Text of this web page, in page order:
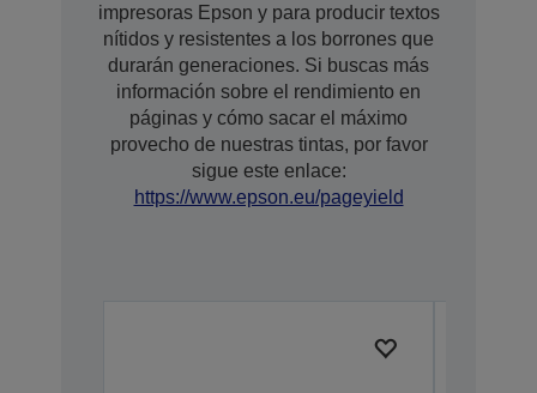
impresoras Epson y para producir textos
nítidos y resistentes a los borrones que
durarán generaciones. Si buscas más
información sobre el rendimiento en
páginas y cómo sacar el máximo
provecho de nuestras tintas, por favor
sigue este enlace:
https://www.epson.eu/pageyield